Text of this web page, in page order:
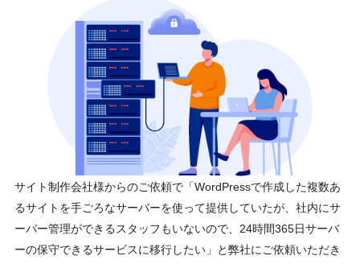
サイト制作会社様からのご依頼で「WordPressで作成した複数あ
るサイトを手ごろなサーバーを使って提供していたが、社内にサ
ーバー管理ができるスタッフもいないので、24時間365日サーバ
ーの保守できるサービスに移行したい」と弊社にご依頼いただき